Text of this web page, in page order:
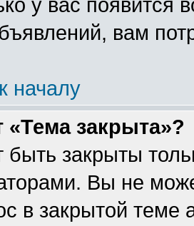
у вас появится
вам
началу
«Тема закрыта»?
быть закрыты
Вы не
в закрытой теме